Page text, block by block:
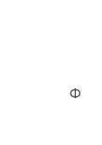
Ф